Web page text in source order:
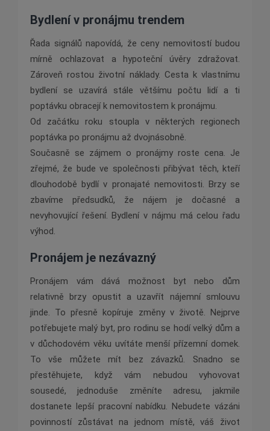
Bydlení v pronájmu trendem
Řada signálů napovídá, že ceny nemovitostí budou
mírně ochlazovat a hypoteční úvěry zdražovat.
Zároveň rostou životní náklady. Cesta k vlastnímu
bydlení se uzavírá stále většímu počtu lidí a ti
poptávku obracejí k nemovitostem k pronájmu.
Od začátku roku stoupla v některých regionech
poptávka po pronájmu až dvojnásobně.
Současně se zájmem o pronájmy roste cena. Je
zřejmé, že bude ve společnosti přibývat těch, kteří
dlouhodobě bydlí v pronajaté nemovitosti. Brzy se
zbavíme předsudků, že nájem je dočasné a
nevyhovující řešení. Bydlení v nájmu má celou řadu
výhod.
Pronájem je nezávazný
Pronájem vám dává možnost byt nebo dům
relativně brzy opustit a uzavřít nájemní smlouvu
jinde. To přesně kopíruje změny v životě. Nejprve
potřebujete malý byt, pro rodinu se hodí velký dům a
v důchodovém věku uvítáte menší přízemní domek.
To vše můžete mít bez závazků. Snadno se
přestěhujete, když vám nebudou vyhovovat
sousedé, jednoduše změníte adresu, jakmile
dostanete lepší pracovní nabídku. Nebudete vázáni
povinností zůstávat na jednom místě, váš život